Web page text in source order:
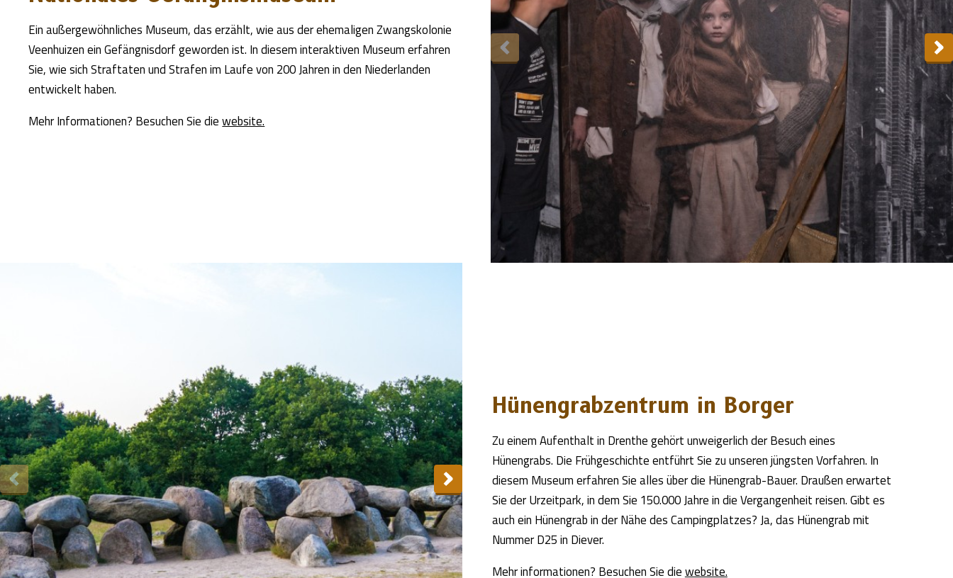
Ein außergewöhnliches Museum, das erzählt, wie aus der ehemaligen Zwangskolonie
Veenhuizen ein Gefängnisdorf geworden ist. In diesem interaktiven Museum erfahren
Sie, wie sich Straftaten und Strafen im Laufe von 200 Jahren in den Niederlanden
entwickelt haben.
Mehr Informationen? Besuchen Sie diewebsite.
Hünengrabzentrum in Borger
Zu einem Aufenthalt in Drenthe gehört unweigerlich der Besuch eines
Hünengrabs. Die Frühgeschichte entführt Sie zu unseren jüngsten Vorfahren. In
diesem Museum erfahren Sie alles über die Hünengrab-Bauer. Draußen erwartet
Sie der Urzeitpark, in dem Sie 150.000 Jahre in die Vergangenheit reisen. Gibt es
auch ein Hünengrab in der Nähe des Campingplatzes? Ja, das Hünengrab mit
Nummer D25 in Diever.
Mehr informationen? Besuchen Sie diewebsite.